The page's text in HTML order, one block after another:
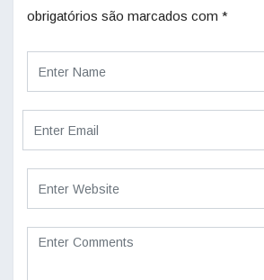
obrigatórios são marcados com *